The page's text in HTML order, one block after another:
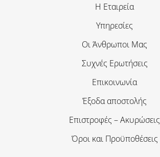
Η Εταιρεία
Υπηρεσίες
Οι Άνθρωποι Μας
Συχνές Ερωτήσεις
Επικοινωνία
Έξοδα αποστολής
Επιστροφές – Ακυρώσεις
Όροι και Προϋποθέσεις